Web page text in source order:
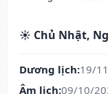
☀️ Chủ Nhật,
Dương lịch:19/
Âm lịch:09/10/